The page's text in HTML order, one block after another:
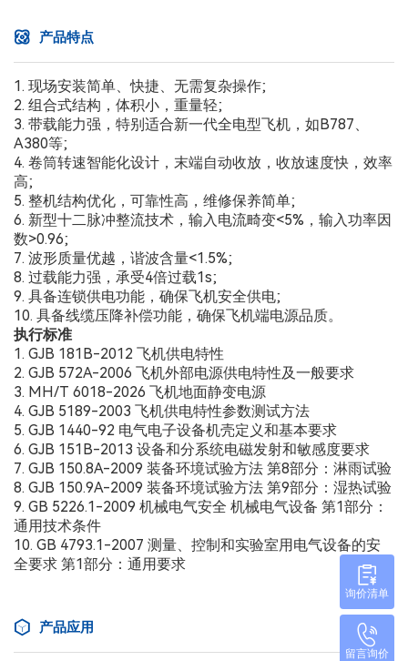
产品特点
1. 现场安装简单、快捷、无需复杂操作;
2. 组合式结构，体积小，重量轻;
3. 带载能力强，特别适合新一代全电型飞机，如B787、
A380等;
4. 卷筒转速智能化设计，末端自动收放，收放速度快，效率
高;
5. 整机结构优化，可靠性高，维修保养简单;
6. 新型十二脉冲整流技术，输入电流畸变<5%，输入功率因
数>0.96;
7. 波形质量优越，谐波含量<1.5%;
8. 过载能力强，承受4倍过载1s;
9. 具备连锁供电功能，确保飞机安全供电;
10. 具备线缆压降补偿功能，确保飞机端电源品质。
执行标准
1. GJB 181B-2012 飞机供电特性
2. GJB 572A-2006 飞机外部电源供电特性及一般要求
3. MH/T 6018-2026 飞机地面静变电源
4. GJB 5189-2003 飞机供电特性参数测试方法
5. GJB 1440-92 电气电子设备机壳定义和基本要求
6. GJB 151B-2013 设备和分系统电磁发射和敏感度要求
7. GJB 150.8A-2009 装备环境试验方法 第8部分：淋雨试验
8. GJB 150.9A-2009 装备环境试验方法 第9部分：湿热试验
9. GB 5226.1-2009 机械电气安全 机械电气设备 第1部分：
通用技术条件
10. GB 4793.1-2007 测量、控制和实验室用电气设备的安
全要求 第1部分：通用要求
产品应用
询价清单
留言询价